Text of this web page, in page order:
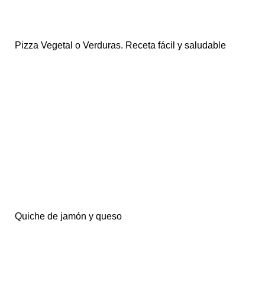
Pizza Vegetal o Verduras. Receta fácil y saludable
Quiche de jamón y queso